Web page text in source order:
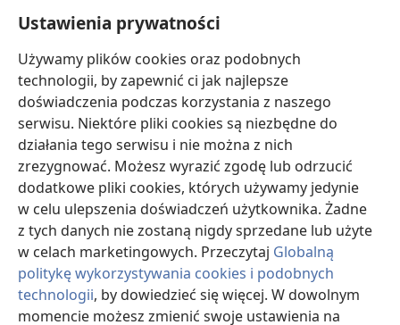
Ustawienia prywatności
Używamy plików cookies oraz podobnych
technologii, by zapewnić ci jak najlepsze
doświadczenia podczas korzystania z naszego
serwisu. Niektóre pliki cookies są niezbędne do
działania tego serwisu i nie można z nich
zrezygnować. Możesz wyrazić zgodę lub odrzucić
dodatkowe pliki cookies, których używamy jedynie
w celu ulepszenia doświadczeń użytkownika. Żadne
z tych danych nie zostaną nigdy sprzedane lub użyte
w celach marketingowych. Przeczytaj Globalną
politykę wykorzystywania cookies i podobnych
technologii, by dowiedzieć się więcej. W dowolnym
momencie możesz zmienić swoje ustawienia na
i Aarona:
24 „Aaron dołączy do swojego ludu
Nie wejdzie do ziemi, którą dam Izraelitom, bo obaj
zbuntowaliście się przeciw mojemu rozkazowi przy
wodach w Meribie c . 25 Weź Aarona i jego syna
Eleazara i zaprowadź ich na górę Hor. 26 Zdejmij
Aaronowi szaty d i ubierz w nie jego syna Eleazara
Aaron tam umrze *”.
27 Mojżesz zrobił więc tak, jak nakazał Jehowa,
i na oczach całego ludu wspięli się na górę Hor.
28
Następnie zdjął Aaronowi szaty i ubrał w nie jego
syna Eleazara, po czym Aaron umarł tam na szczycie
góry
. A Mojżesz i Eleazar zeszli z góry. 29 Wtedy
lud zrozumiał, że Aaron umarł. I cały dom Izraela
opłakiwał go przez 30 dni g .